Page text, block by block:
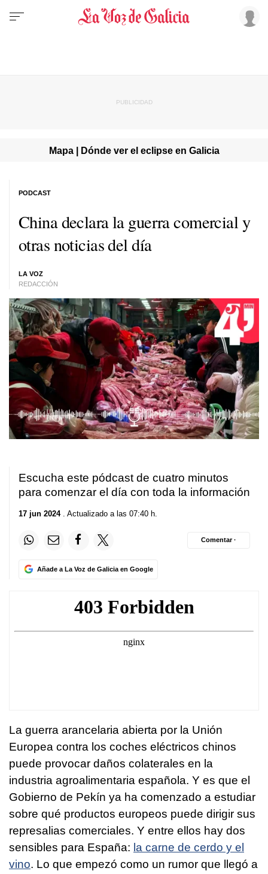
Mapa | Dónde ver el eclipse en Galicia
China declara la guerra comercial y
otras noticias del día
LA VOZ
REDACCIÓN
PODCAST
Escucha este pódcast de cuatro minutos
para comenzar el día con toda la información
17 jun 2024. Actualizado a las 07:40 h.
Añade a La Voz de Galicia en Google
Comentar ·
La guerra arancelaria abierta por la Unión
Europea contra los coches eléctricos chinos
puede provocar daños colaterales en la
industria agroalimentaria española. Y es que el
Gobierno de Pekín ya ha comenzado a estudiar
sobre qué productos europeos puede dirigir sus
represalias comerciales. Y entre ellos hay dos
sensibles para España: la carne de cerdo y el
vino. Lo que empezó como un rumor que llegó a